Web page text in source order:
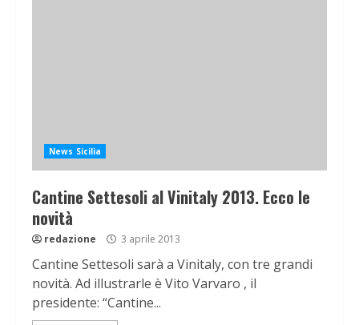
News Sicilia
Cantine Settesoli al Vinitaly 2013. Ecco le
novità
redazione 3 aprile 2013
Cantine Settesoli sarà a Vinitaly, con tre grandi
novità. Ad illustrarle è Vito Varvaro , il
presidente: “Cantine...